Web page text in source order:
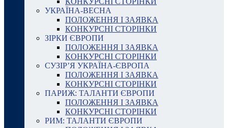
УКРАЇНА-ВЕСНА
ПОЛОЖЕННЯ І ЗАЯВКА
КОНКУРСНІ СТОРІНКИ
ЗІРКИ ЄВРОПИ
ПОЛОЖЕННЯ І ЗАЯВКА
КОНКУРСНІ СТОРІНКИ
СУЗІР’Я УКРАЇНА-ЄВРОПА
ПОЛОЖЕННЯ І ЗАЯВКА
КОНКУРСНІ СТОРІНКИ
ПАРИЖ: ТАЛАНТИ ЄВРОПИ
ПОЛОЖЕННЯ І ЗАЯВКА
КОНКУРСНІ СТОРІНКИ
РИМ: ТАЛАНТИ ЄВРОПИ